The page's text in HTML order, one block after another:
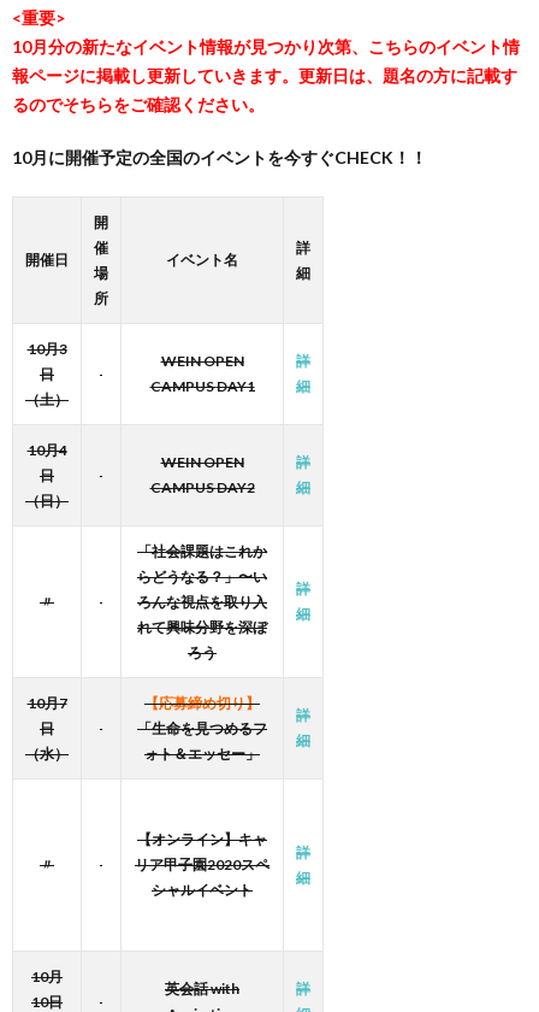
<重要>
10月分の新たなイベント情報が見つかり次第、こちらのイベント情
報ページに掲載し更新していきます。更新日は、題名の方に記載す
るのでそちらをご確認ください。
10月に開催予定の全国のイベントを今すぐCHECK！！
開催日
開
催
場
所
イベント名
詳
細
10月3
日
（土）
WEIN OPEN
CAMPUSDAY1
詳
細
10月4
日
（日）
WEIN OPEN
CAMPUSDAY2
詳
細
〃
「社会課題はこれか
らどうなる？」〜い
ろんな視点を取り入
れて興味分野を深ぼ
ろう
詳
細
10月7
日
（水）
【応募締め切り】
「生命を見つめるフ
ォト＆エッセー」
詳
細
〃
【オンライン】キャ
リア甲子園2020スペ
シャルイベント
詳
細
10月
10日
英会話 with
詳